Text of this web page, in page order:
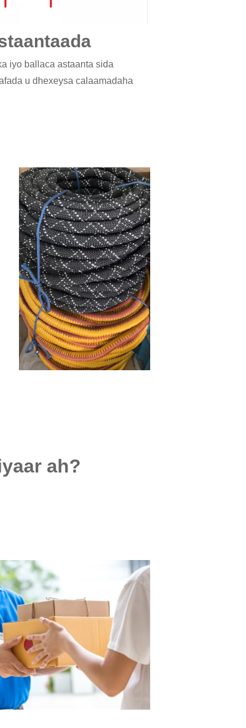
iyo ballaca astaanta sida
u dhexeysa calaamadaha
ah?